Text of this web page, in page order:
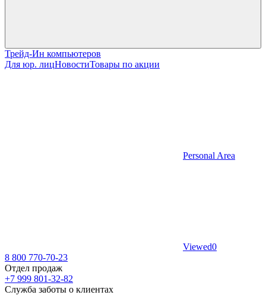
Трейд-Ин компьютеров
Для юр. лицНовостиТовары по акции
Personal Area
Viewed0
8 800 770-70-23
Отдел продаж
+7 999 801-32-82
Служба заботы о клиентах